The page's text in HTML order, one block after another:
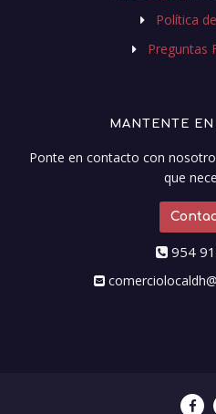
Política
Preguntas
MANTENTE
Ponte en contacto con
que
954